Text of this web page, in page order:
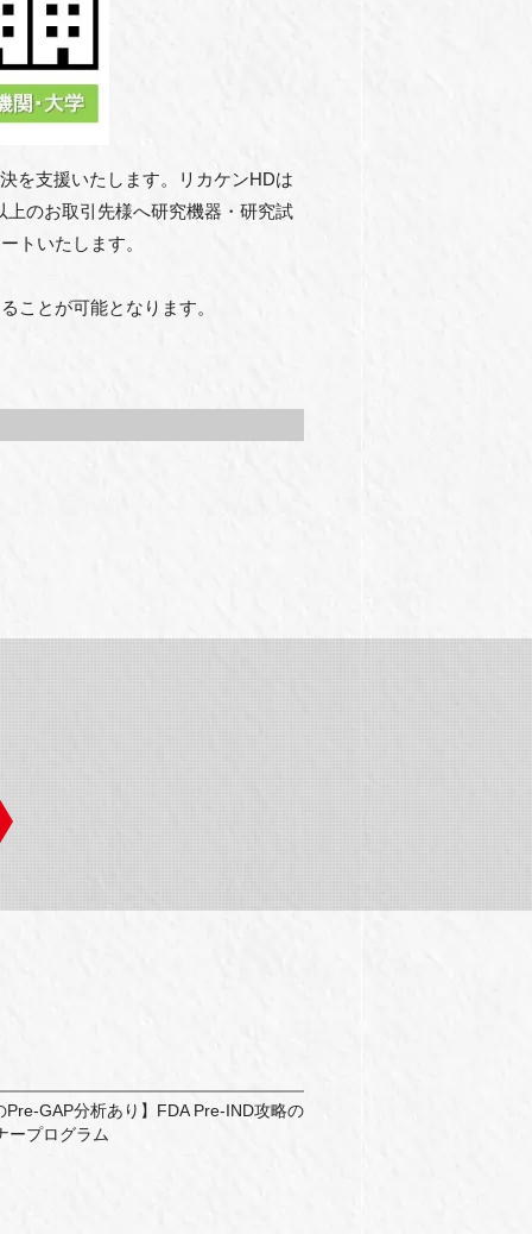
を⽀援いたします。リカケンHDは
のお取引先様へ研究機器・研究試
トいたします。
ことが可能となります。
Pre-GAP分析あり】FDA Pre-IND攻略の
ープログラム